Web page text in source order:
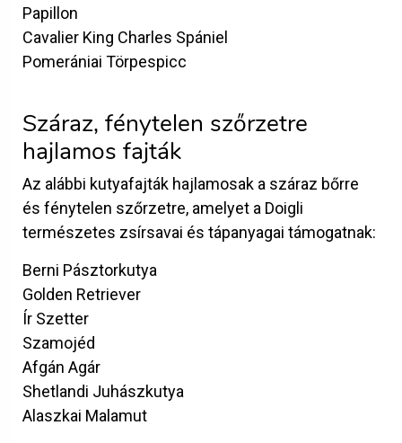
Papillon
Cavalier King Charles Spániel
Pomerániai Törpespicc
Száraz, fénytelen szőrzetre
hajlamos fajták
Az alábbi kutyafajták hajlamosak a száraz bőrre
és fénytelen szőrzetre, amelyet a Doigli
természetes zsírsavai és tápanyagai támogatnak:
Berni Pásztorkutya
Golden Retriever
Ír Szetter
Szamojéd
Afgán Agár
Shetlandi Juhászkutya
Alaszkai Malamut